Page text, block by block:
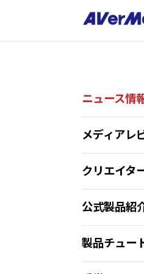
ニュース情
メディアレ
クリエイタ
公式製品紹
製品チュー